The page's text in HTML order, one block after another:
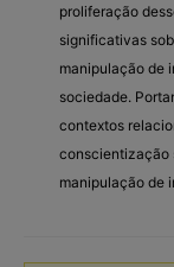
proliferação
significativas
manipulação de
sociedade.
contextos
conscientização
manipulação de